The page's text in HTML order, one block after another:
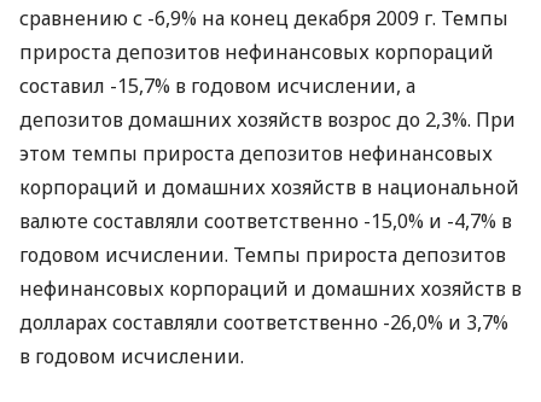
сравнению с -6,9% на конец декабря 2009 г. Темпы
прироста депозитов нефинансовых корпораций
составил -15,7% в годовом исчислении, а
депозитов домашних хозяйств возрос до 2,3%. При
этом темпы прироста депозитов нефинансовых
корпораций и домашних хозяйств в национальной
валюте составляли соответственно -15,0% и -4,7% в
годовом исчислении. Темпы прироста депозитов
нефинансовых корпораций и домашних хозяйств в
долларах составляли соответственно -26,0% и 3,7%
в годовом исчислении.